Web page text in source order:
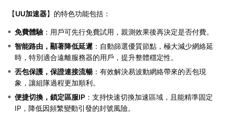
【UU加速器】的特色功能包括：
免費體驗 ：用戶可先行免費試用，親測效果後再決定是否付費。
智能路由，顯著降低延遲 ：自動篩選優質節點，極大減少網絡延
時，特別適合遠離服務器的用戶，提升整體穩定性。
丟包保護，保證連接流暢 ：有效解決易波動網絡帶來的丟包現
象，讓組隊過程更加順利。
便捷切換，鎖定區服IP ：支持快速切換加速區域，且能精準固定
IP，降低因頻繁變動引發的封號風險。